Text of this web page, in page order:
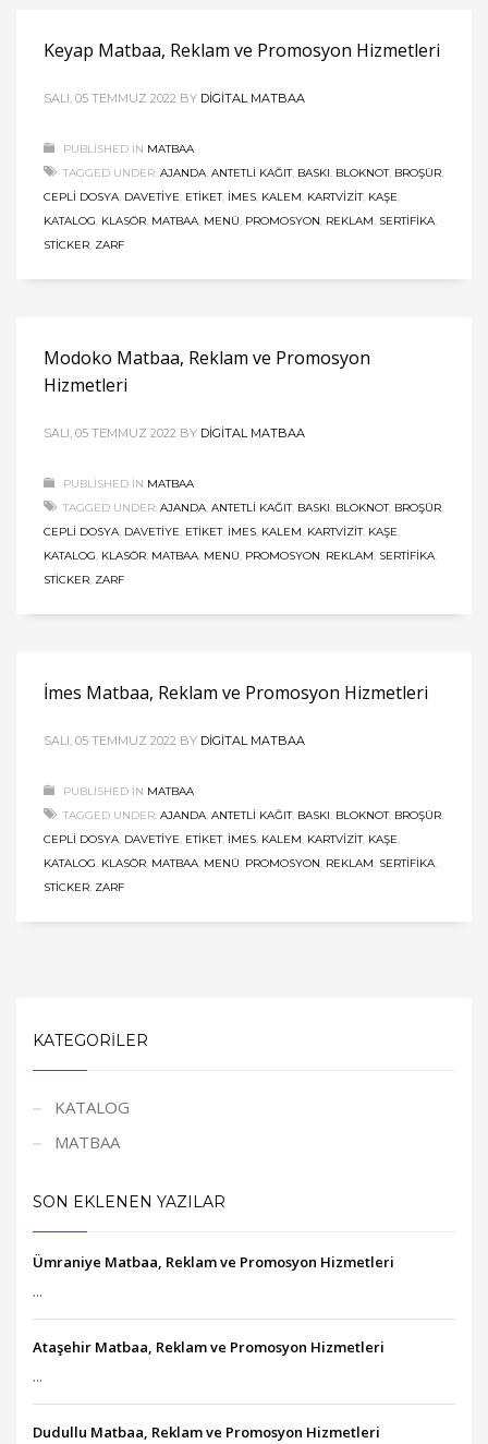
Keyap Matbaa, Reklam ve Promosyon Hizmetleri
SALI, 05 TEMMUZ 2022 BY DIGITAL MATBAA
PUBLISHED IN MATBAA
TAGGED UNDER: AJANDA, ANTETLI KAĞIT, BASKI, BLOKNOT, BROŞÜR,
CEPLI DOSYA, DAVETIYE, ETIKET, İMES, KALEM, KARTVIZIT, KAŞE,
KATALOG, KLASÖR, MATBAA, MENÜ, PROMOSYON, REKLAM, SERTIFIKA,
STICKER, ZARF
Modoko Matbaa, Reklam ve Promosyon
Hizmetleri
SALI, 05 TEMMUZ 2022 BY DIGITAL MATBAA
PUBLISHED IN MATBAA
TAGGED UNDER: AJANDA, ANTETLI KAĞIT, BASKI, BLOKNOT, BROŞÜR,
CEPLI DOSYA, DAVETIYE, ETIKET, İMES, KALEM, KARTVIZIT, KAŞE,
KATALOG, KLASÖR, MATBAA, MENÜ, PROMOSYON, REKLAM, SERTIFIKA,
STICKER, ZARF
İmes Matbaa, Reklam ve Promosyon Hizmetleri
SALI, 05 TEMMUZ 2022 BY DIGITAL MATBAA
PUBLISHED IN MATBAA
TAGGED UNDER: AJANDA, ANTETLI KAĞIT, BASKI, BLOKNOT, BROŞÜR,
CEPLI DOSYA, DAVETIYE, ETIKET, İMES, KALEM, KARTVIZIT, KAŞE,
KATALOG, KLASÖR, MATBAA, MENÜ, PROMOSYON, REKLAM, SERTIFIKA,
STICKER, ZARF
KATEGORILER
KATALOG
MATBAA
SON EKLENEN YAZILAR
Ümraniye Matbaa, Reklam ve Promosyon Hizmetleri
...
Ataşehir Matbaa, Reklam ve Promosyon Hizmetleri
...
Dudullu Matbaa, Reklam ve Promosyon Hizmetleri